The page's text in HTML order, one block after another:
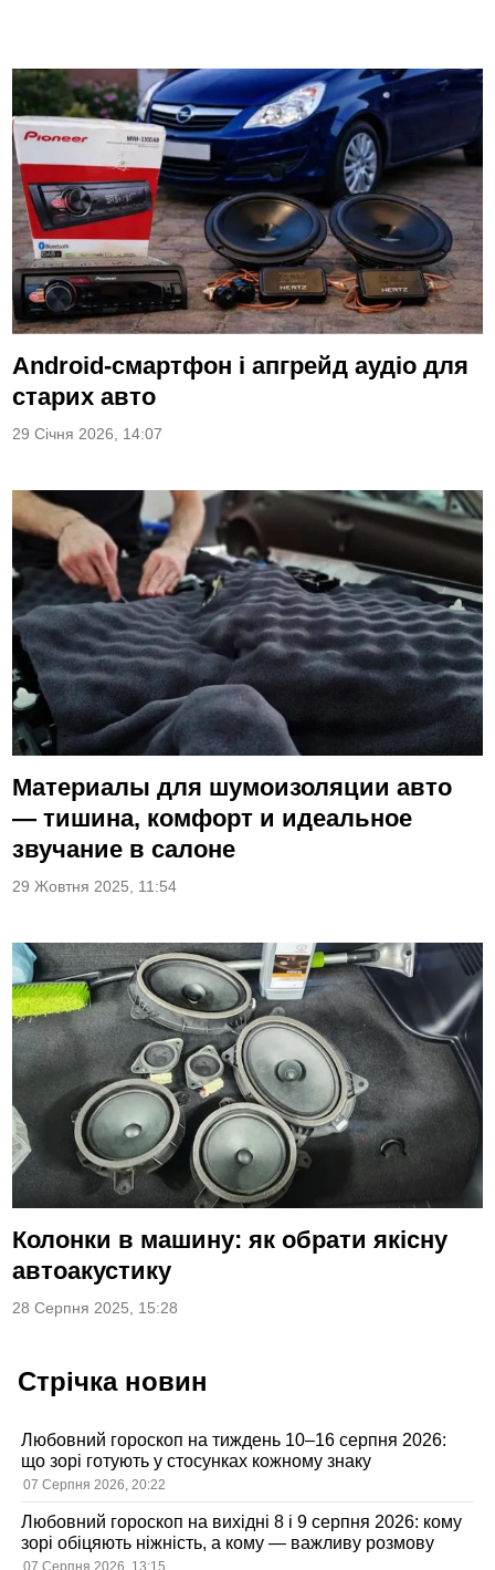
Android-смартфон і апгрейд аудіо для
старих авто
29 Січня 2026, 14:07
Материалы для шумоизоляции авто
— тишина, комфорт и идеальное
звучание в салоне
29 Жовтня 2025, 11:54
Колонки в машину: як обрати якісну
автоакустику
28 Серпня 2025, 15:28
Стрічка новин
Любовний гороскоп на тиждень 10–16 серпня 2026:
що зорі готують у стосунках кожному знаку
07 Серпня 2026, 20:22
Любовний гороскоп на вихідні 8 і 9 серпня 2026: кому
зорі обіцяють ніжність, а кому — важливу розмову
07 Серпня 2026, 13:15